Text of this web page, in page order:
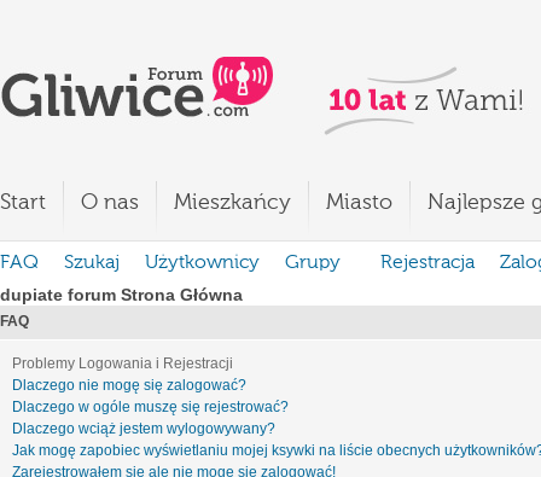
Start O nas Mieszkańcy Miasto Najlepsze
FAQ Szukaj Użytkownicy Grupy Rejestracja
dupiate forum Strona Główna
FAQ
Problemy Logowania i Rejestracji
Dlaczego nie mogę się zalogować?
Dlaczego w ogóle muszę się rejestrować?
Dlaczego wciąż jestem wylogowywany?
Jak mogę zapobiec wyświetlaniu mojej ksywki na liście obecnych
Zarejestrowałem się ale nie mogę się zalogować!